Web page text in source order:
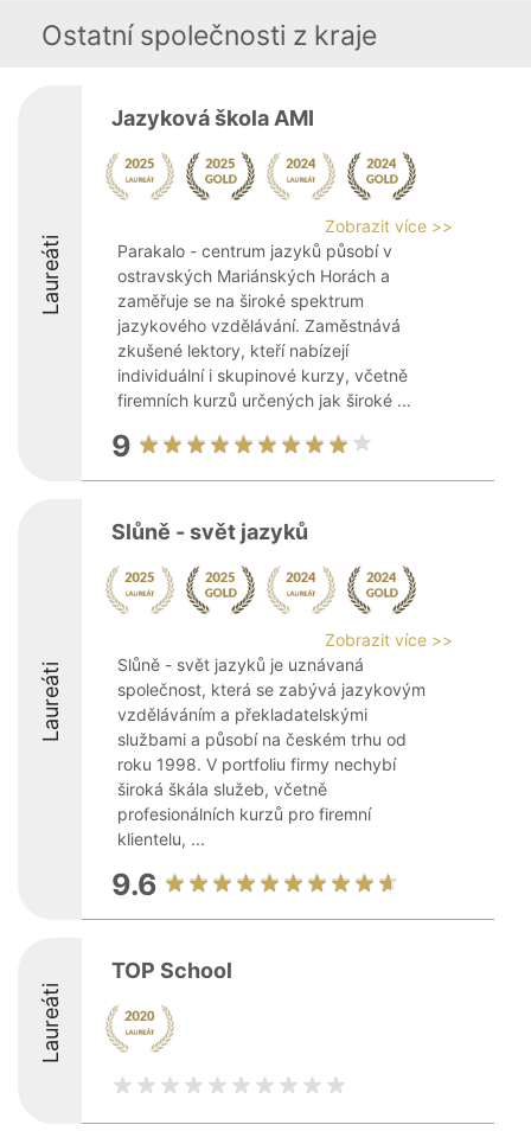
Ostatní společnosti z kraje
Laureáti
Jazyková škola AMI
Zobrazit více >>
Parakalo - centrum jazyků působí v
ostravských Mariánských Horách a
zaměřuje se na široké spektrum
jazykového vzdělávání. Zaměstnává
zkušené lektory, kteří nabízejí
individuální i skupinové kurzy, včetně
firemních kurzů určených jak široké ...
9
Laureáti
Slůně - svět jazyků
Zobrazit více >>
Slůně - svět jazyků je uznávaná
společnost, která se zabývá jazykovým
vzděláváním a překladatelskými
službami a působí na českém trhu od
roku 1998. V portfoliu firmy nechybí
široká škála služeb, včetně
profesionálních kurzů pro firemní
klientelu, ...
9.6
Laureáti
TOP School